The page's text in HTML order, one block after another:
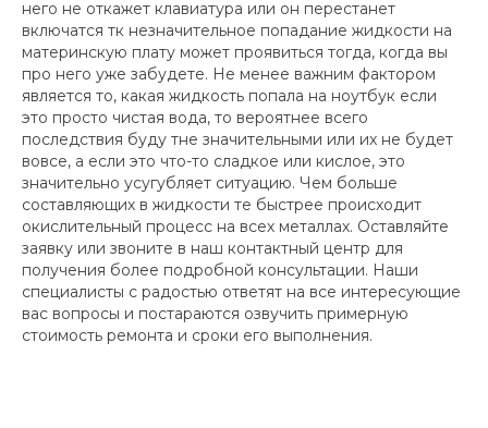
него не откажет клавиатура или он перестанет
включатся тк незначительное попадание жидкости на
материнскую плату может проявиться тогда, когда вы
про него уже забудете. Не менее важним фактором
является то, какая жидкость попала на ноутбук если
это просто чистая вода, то вероятнее всего
последствия буду тне значительными или их не будет
вовсе, а если это что-то сладкое или кислое, это
значительно усугубляет ситуацию. Чем больше
составляющих в жидкости те быстрее происходит
окислительный процесс на всех металлах. Оставляйте
заявку или звоните в наш контактный центр для
получения более подробной консультации. Наши
специалисты с радостью ответят на все интересующие
вас вопросы и постараются озвучить примерную
стоимость ремонта и сроки его выполнения.